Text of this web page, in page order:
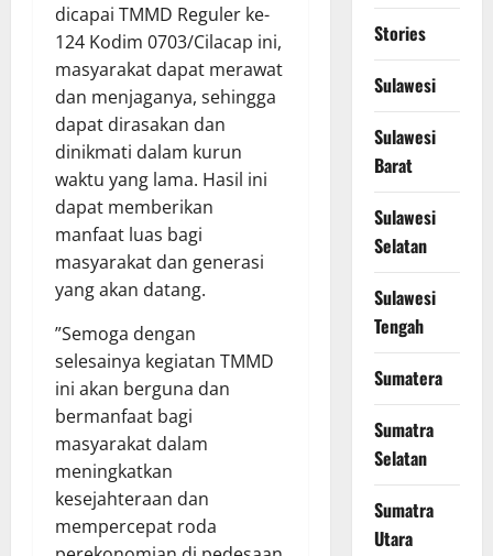
dicapai TMMD Reguler ke-
124 Kodim 0703/Cilacap ini,
masyarakat dapat merawat
dan menjaganya, sehingga
dapat dirasakan dan
dinikmati dalam kurun
waktu yang lama. Hasil ini
dapat memberikan
manfaat luas bagi
masyarakat dan generasi
yang akan datang.
”Semoga dengan
selesainya kegiatan TMMD
ini akan berguna dan
bermanfaat bagi
masyarakat dalam
meningkatkan
kesejahteraan dan
mempercepat roda
Stories
Sulawesi
Sulawesi
Barat
Sulawesi
Selatan
Sulawesi
Tengah
Sumatera
Sumatra
Selatan
Sumatra
Utara